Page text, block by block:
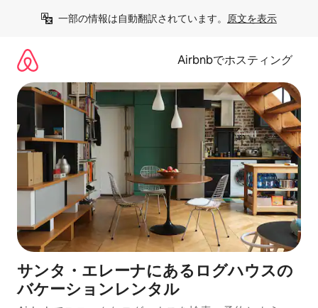
一部の情報は自動翻訳されています。 原文を表示
Airbnbでホスティング
サンタ・エレーナにあるログハウスの
バケーションレンタル